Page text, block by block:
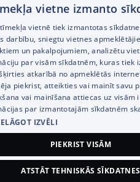
vietne izmanto
vietnē tiek izmantotas
darbību, sniegtu vietnes
un pakalpojumiem, analizētu
par visām sīkdatnēm, kuras tiek
atkarībā no apmeklētās
piekrist, atteikties vai mainīt savu
vai mainīšana attiecas uz
par izmantotajām sīkdatnēm
IZVĒLI
PIEKRIST VISĀM
ATSTĀT TEHNISKĀS SĪKDATNES